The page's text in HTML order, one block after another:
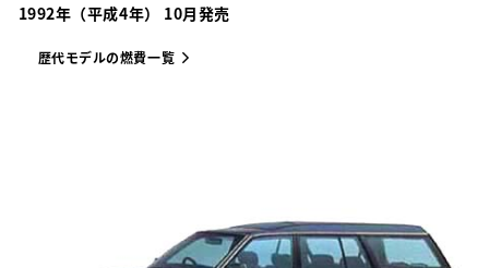
1992年（平成4年） 10月発売
歴代モデルの燃費一覧